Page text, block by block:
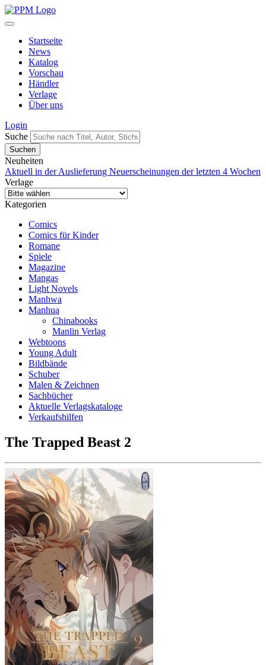
Startseite
News
Katalog
Vorschau
Händler
Verlage
Über uns
Login
Suche
Neuheiten
Aktuell in der Auslieferung Neuerscheinungen der letzten 4 Wochen
Verlage
Kategorien
Comics
Comics für Kinder
Romane
Spiele
Magazine
Mangas
Light Novels
Manhwa
Manhua
Chinabooks
Manlin Verlag
Webtoons
Young Adult
Bildbände
Schuber
Malen & Zeichnen
Sachbücher
Aktuelle Verlagskataloge
Verkaufshilfen
The Trapped Beast 2